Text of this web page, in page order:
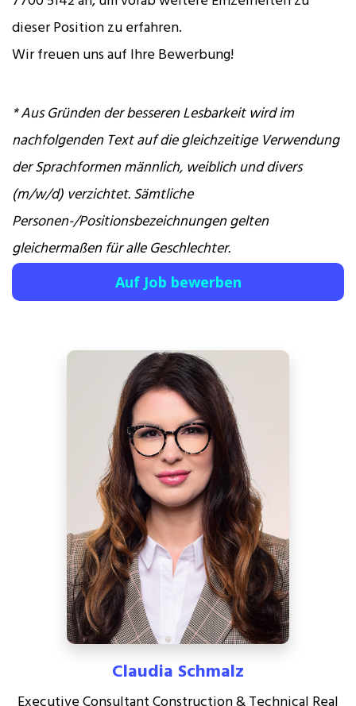
dieser Position zu erfahren.
Wir freuen uns auf Ihre Bewerbung!
* Aus Gründen der besseren Lesbarkeit wird im
nachfolgenden Text auf die gleichzeitige Verwendung
der Sprachformen männlich, weiblich und divers
(m/w/d) verzichtet. Sämtliche
Personen-/Positionsbezeichnungen gelten
gleichermaßen für alle Geschlechter.
Auf Job bewerben
Claudia Schmalz